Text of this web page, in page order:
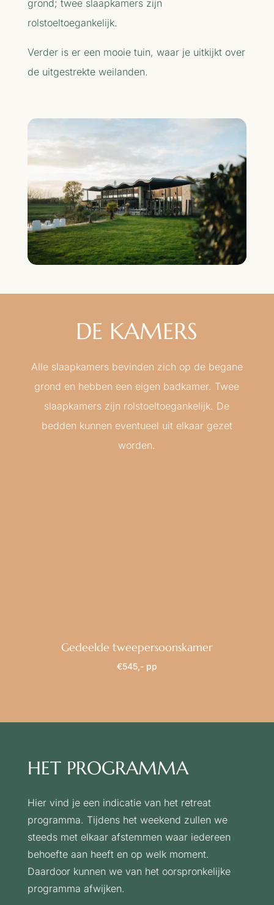
grond; twee slaapkamers zijn
rolstoeltoegankelijk.
Verder is er een mooie tuin, waar je uitkijkt over
de uitgestrekte weilanden.
DE KAMERS
Alle slaapkamers bevinden zich op de begane
grond en hebben een eigen badkamer. Twee
slaapkamers zijn rolstoeltoegankelijk. De
bedden kunnen eventueel uit elkaar gezet
worden.
Gedeelde tweepersoonskamer
€545,- pp
HET PROGRAMMA
Hier vind je een indicatie van het retreat
programma. Tijdens het weekend zullen we
steeds met elkaar afstemmen waar iedereen
behoefte aan heeft en op welk moment.
Daardoor kunnen we van het oorspronkelijke
programma afwijken.